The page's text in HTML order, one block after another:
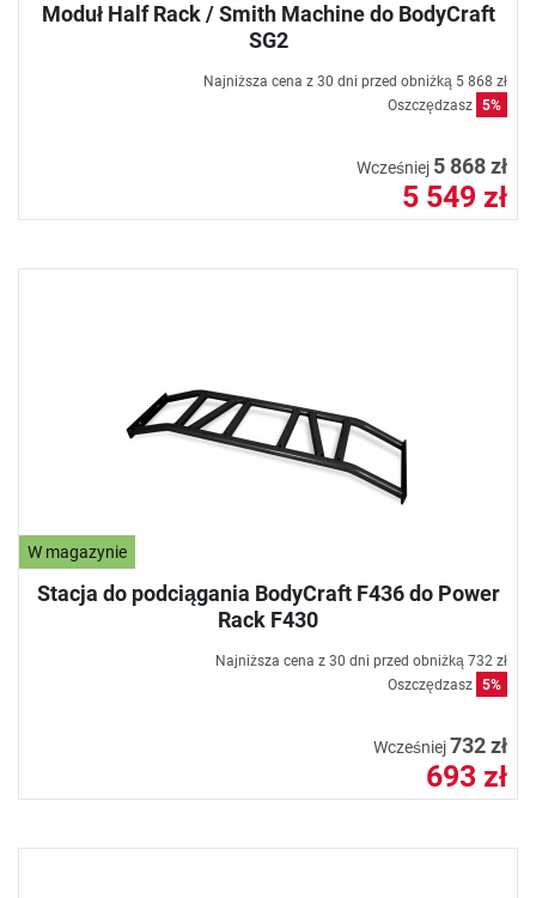
Moduł Half Rack / Smith Machine do BodyCraft
SG2
Najniższa cena z 30 dni przed obniżką 5 868 zł
Oszczędzasz 5%
Wcześniej 5 868 zł
5 549 zł
W magazynie
Stacja do podciągania BodyCraft F436 do Power
Rack F430
Najniższa cena z 30 dni przed obniżką 732 zł
Oszczędzasz 5%
Wcześniej732 zł
693 zł